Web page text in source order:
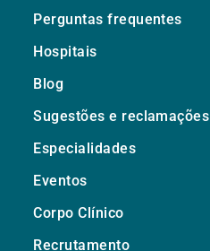
Perguntas frequentes
Hospitais
Blog
Sugestões e reclamações
Especialidades
Eventos
Corpo Clínico
Recrutamento